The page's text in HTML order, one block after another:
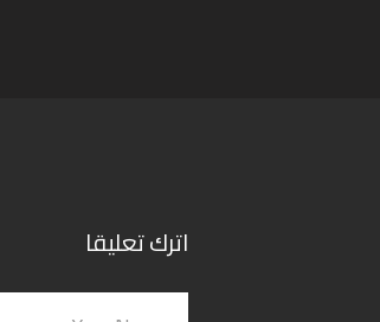
اترك تعليقا